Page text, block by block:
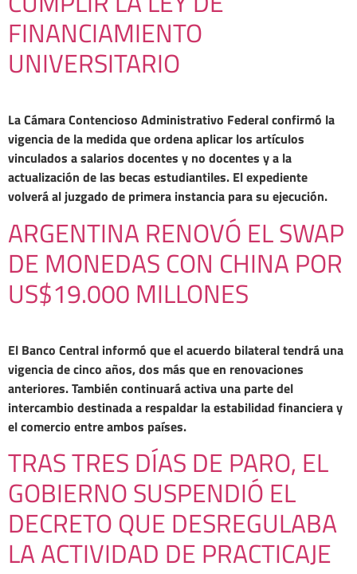
FINANCIAMIENTO
UNIVERSITARIO
La Cámara Contencioso Administrativo Federal confirmó la
vigencia de la medida que ordena aplicar los artículos
vinculados a salarios docentes y no docentes y a la
actualización de las becas estudiantiles. El expediente
volverá al juzgado de primera instancia para su ejecución.
ARGENTINA RENOVÓ EL SWAP
DE MONEDAS CON CHINA POR
US$19.000 MILLONES
El Banco Central informó que el acuerdo bilateral tendrá una
vigencia de cinco años, dos más que en renovaciones
anteriores. También continuará activa una parte del
intercambio destinada a respaldar la estabilidad financiera y
el comercio entre ambos países.
TRAS TRES DÍAS DE PARO, EL
GOBIERNO SUSPENDIÓ EL
DECRETO QUE DESREGULABA
LA ACTIVIDAD DE PRACTICAJE